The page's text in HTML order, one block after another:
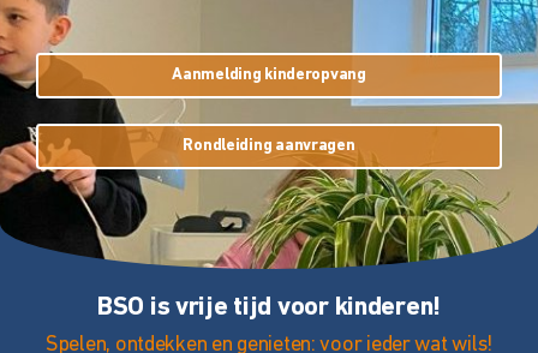
Aanmelding kinderopvang
Rondleiding aanvragen
BSO is vrije tijd voor kinderen!
Spelen, ontdekken en genieten: voor ieder wat wils!